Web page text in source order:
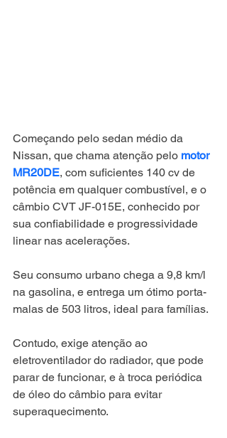
Começando pelo sedan médio da
Nissan, que chama atenção pelo motor
MR20DE, com suficientes 140 cv de
potência em qualquer combustível, e o
câmbio CVT JF-015E, conhecido por
sua confiabilidade e progressividade
linear nas acelerações.
Seu consumo urbano chega a 9,8 km/l
na gasolina, e entrega um ótimo porta-
malas de 503 litros, ideal para famílias.
Contudo, exige atenção ao
eletroventilador do radiador, que pode
parar de funcionar, e à troca periódica
de óleo do câmbio para evitar
superaquecimento.